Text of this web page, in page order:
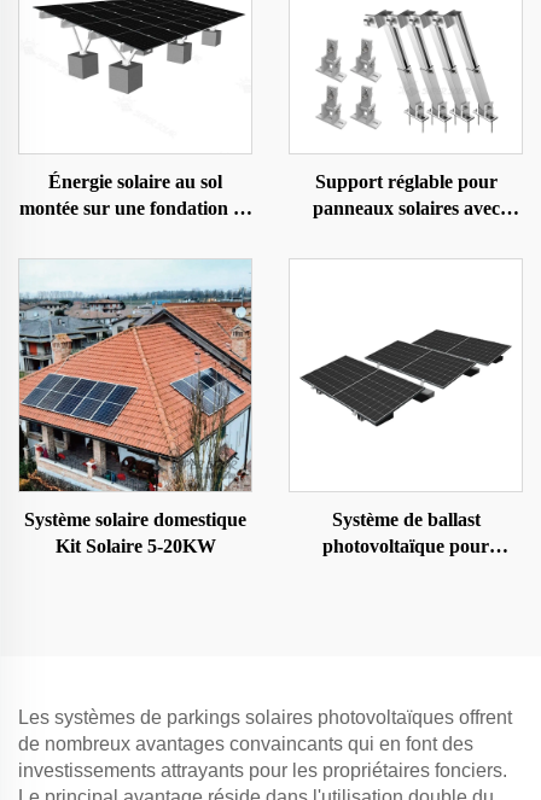
Énergie solaire au sol
montée sur une fondation en
Support réglable pour
panneaux solaires avec
Système solaire domestique
Kit Solaire 5-20KW
Système de ballast
photovoltaïque pour
Les systèmes de parkings solaires photovoltaïques offrent
de nombreux avantages convaincants qui en font des
investissements attrayants pour les propriétaires fonciers.